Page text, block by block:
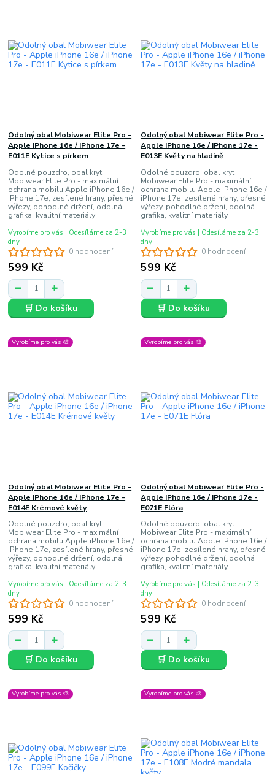
0 hodnocení
Odolný obal Mobiwear Elite Pro -
Apple iPhone 16e / iPhone 17e -
E011E Kytice s pírkem
Odolné pouzdro, obal kryt
Mobiwear Elite Pro - maximální
ochrana mobilu Apple iPhone 16e /
iPhone 17e, zesílené hrany, přesné
výřezy, pohodlné držení, odolná
grafika, kvalitní materiály
599 Kč
Vyrobíme pro vás | Odesíláme za 2-3
dny
🛒 Do košíku
0 hodnocení
Odolný obal Mobiwear Elite Pro -
Apple iPhone 16e / iPhone 17e -
E013E Květy na hladině
Odolné pouzdro, obal kryt
Mobiwear Elite Pro - maximální
ochrana mobilu Apple iPhone 16e /
iPhone 17e, zesílené hrany, přesné
výřezy, pohodlné držení, odolná
grafika, kvalitní materiály
599 Kč
Vyrobíme pro vás | Odesíláme za 2-3
dny
🛒 Do košíku
Vyrobíme pro vás 🎨
0 hodnocení
Odolný obal Mobiwear Elite Pro -
Apple iPhone 16e / iPhone 17e -
E014E Krémové květy
Odolné pouzdro, obal kryt
Mobiwear Elite Pro - maximální
ochrana mobilu Apple iPhone 16e /
iPhone 17e, zesílené hrany, přesné
výřezy, pohodlné držení, odolná
grafika, kvalitní materiály
599 Kč
Vyrobíme pro vás | Odesíláme za 2-3
dny
🛒 Do košíku
Vyrobíme pro vás 🎨
0 hodnocení
Odolný obal Mobiwear Elite Pro -
Apple iPhone 16e / iPhone 17e -
E071E Flóra
Odolné pouzdro, obal kryt
Mobiwear Elite Pro - maximální
ochrana mobilu Apple iPhone 16e /
iPhone 17e, zesílené hrany, přesné
výřezy, pohodlné držení, odolná
grafika, kvalitní materiály
599 Kč
Vyrobíme pro vás | Odesíláme za 2-3
dny
🛒 Do košíku
Vyrobíme pro vás 🎨 Vyrobíme pro vás 🎨